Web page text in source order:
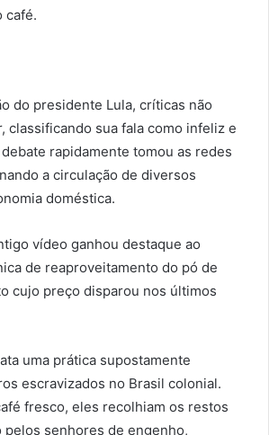
café.
do presidente Lula, críticas não
classificando sua fala como infeliz e
rapidamente tomou as redes
a circulação de diversos
doméstica.
vídeo ganhou destaque ao
de reaproveitamento do pó de
cujo preço disparou nos últimos
uma prática supostamente
escravizados no Brasil colonial.
fresco, eles recolhiam os restos
pelos senhores de engenho,